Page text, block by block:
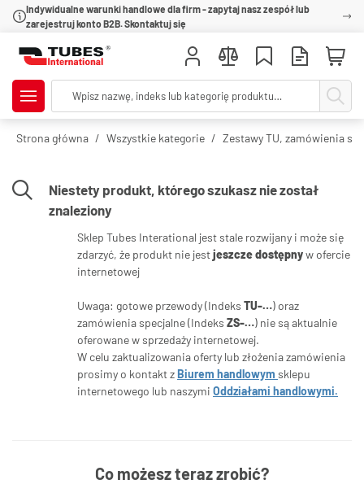
Indywidualne warunki handlowe dla firm - zapytaj nasz zespół lub
zarejestruj konto B2B. Skontaktuj się
Strona główna Wszystkie kategorie Zestawy TU, zamówienia
Niestety produkt, którego szukasz nie został
znaleziony
Sklep Tubes Interational jest stale rozwijany i może się
zdarzyć, że produkt nie jestjeszcze dostępnyw ofercie
internetowej
Uwaga: gotowe przewody (Indeks TU-…) oraz
zamówienia specjalne (Indeks ZS-…) nie są aktualnie
oferowane w sprzedaży internetowej.
W celu zaktualizowania oferty lub złożenia zamówienia
prosimy o kontakt zBiurem handlowym sklepu
internetowego lub naszymi Oddziałami handlowymi.
Co możesz teraz zrobić?